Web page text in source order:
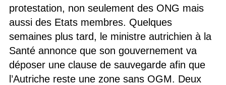
protestation, non seulement des ONG mais
aussi des Etats membres. Quelques
semaines plus tard, le ministre autrichien à la
Santé annonce que son gouvernement va
déposer une clause de sauvegarde afin que
l’Autriche reste une zone sans OGM. Deux